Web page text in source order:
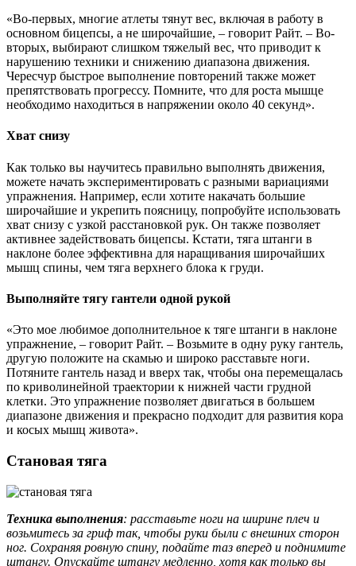
«Во-первых, многие атлеты тянут вес, включая в работу в
основном бицепсы, а не широчайшие, – говорит Райт. – Во-
вторых, выбирают слишком тяжелый вес, что приводит к
нарушению техники и снижению диапазона движения.
Чересчур быстрое выполнение повторений также может
препятствовать прогрессу. Помните, что для роста мышце
необходимо находиться в напряжении около 40 секунд».
Хват снизу
Как только вы научитесь правильно выполнять движения,
можете начать экспериментировать с разными вариациями
упражнения. Например, если хотите накачать большие
широчайшие и укрепить поясницу, попробуйте использовать
хват снизу с узкой расстановкой рук. Он также позволяет
активнее задействовать бицепсы. Кстати, тяга штанги в
наклоне более эффективна для наращивания широчайших
мышц спины, чем тяга верхнего блока к груди.
Выполняйте тягу гантели одной рукой
«Это мое любимое дополнительное к тяге штанги в наклоне
упражнение, – говорит Райт. – Возьмите в одну руку гантель,
другую положите на скамью и широко расставьте ноги.
Потяните гантель назад и вверх так, чтобы она перемещалась
по криволинейной траектории к нижней части грудной
клетки. Это упражнение позволяет двигаться в большем
диапазоне движения и прекрасно подходит для развития кора
и косых мышц живота».
Становая тяга
Техника выполнения: расставьте ноги на ширине плеч и
возьмитесь за гриф так, чтобы руки были с внешних сторон
ног. Сохраняя ровную спину, подайте таз вперед и поднимите
штангу. Опускайте штангу медленно, хотя как только вы